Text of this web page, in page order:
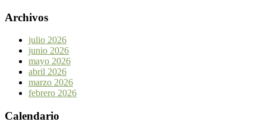
Archivos
julio 2026
junio 2026
mayo 2026
abril 2026
marzo 2026
febrero 2026
Calendario